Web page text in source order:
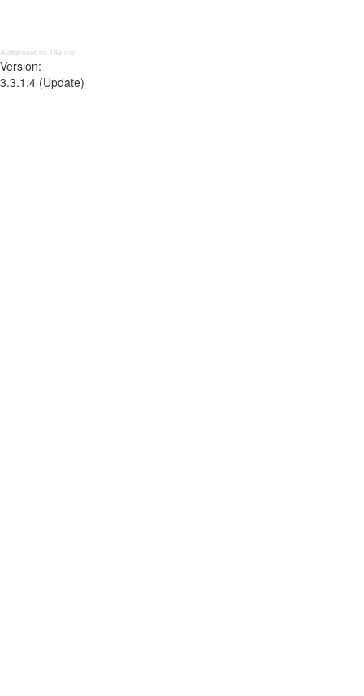
Aufbereitet in: 149 ms;
Version:
3.3.1.4 (Update)